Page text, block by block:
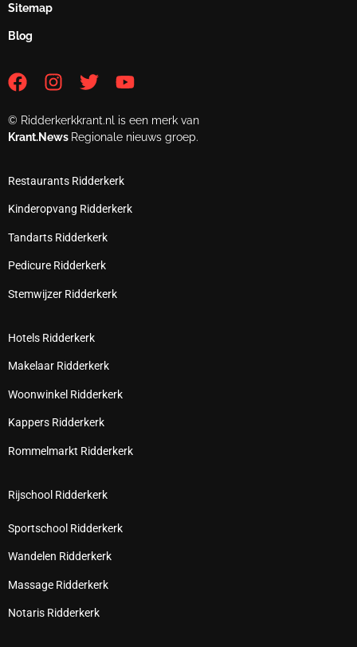
Sitemap
Blog
© Ridderkerkkrant.nl is een merk van
Krant.News Regionale nieuws groep.
Restaurants Ridderkerk
Kinderopvang Ridderkerk
Tandarts Ridderkerk
Pedicure Ridderkerk
Stemwijzer Ridderkerk
Hotels Ridderkerk
Makelaar Ridderkerk
Woonwinkel Ridderkerk
Kappers Ridderkerk
Rommelmarkt Ridderkerk
Rijschool Ridderkerk
Sportschool Ridderkerk
Wandelen Ridderkerk
Massage Ridderkerk
Notaris Ridderkerk